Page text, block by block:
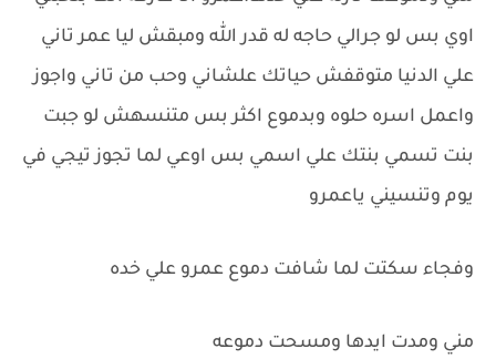
اوي بس لو جرالي حاجه له قدر الله ومبقش ليا عمر تاني
علي الدنيا متوقفش حياتك علشاني وحب من تاني واجوز
واعمل اسره حلوه وبدموع اكثر بس متنسهش لو جبت
بنت تسمي بنتك علي اسمي بس اوعي لما تجوز تيجي في
يوم وتنسيني ياعمرو
وفجاء سكتت لما شافت دموع عمرو علي خده
مني ومدت ايدها ومسحت دموعه